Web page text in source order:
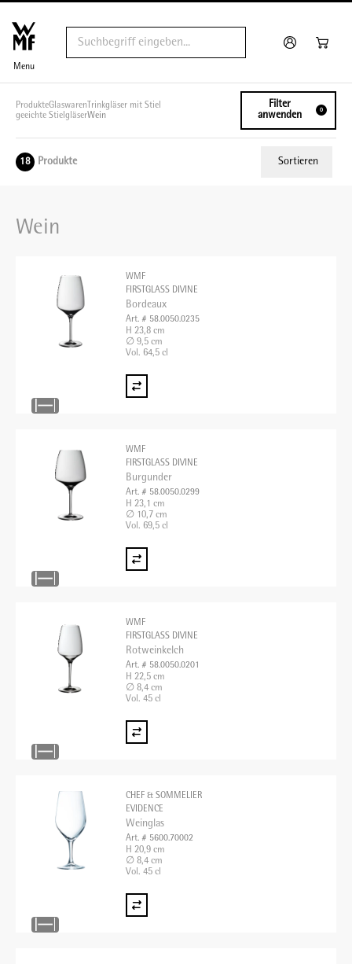
Menu
ProdukteGlaswaren Trinkgläser mit Stiel
geeichte StielgläserWein
Filter
anwenden
0
18 Produkte Sortieren
Wein
WMF
FIRSTGLASS DIVINE
Bordeaux
Art. # 58.0050.0235
H 23,8 cm
∅ 9,5 cm
Vol. 64,5 cl
WMF
FIRSTGLASS DIVINE
Burgunder
Art. # 58.0050.0299
H 23,1 cm
∅ 10,7 cm
Vol. 69,5 cl
WMF
FIRSTGLASS DIVINE
Rotweinkelch
Art. # 58.0050.0201
H 22,5 cm
∅ 8,4 cm
Vol. 45 cl
CHEF & SOMMELIER
EVIDENCE
Weinglas
Art. # 5600.70002
H 20,9 cm
∅ 8,4 cm
Vol. 45 cl